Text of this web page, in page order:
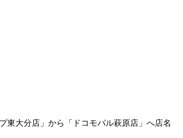
東大分店」から「ドコモパル萩原店」へ店名